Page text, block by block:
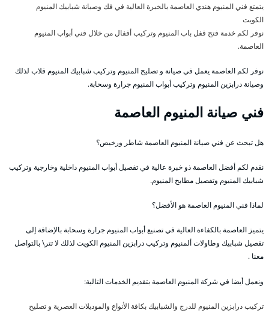
يتمتع فني المنيوم هندي العاصمة بالخبرة العالية في فك وصيانة شبابيك المنيوم
الكويت
نوفر لكم خدمة فتح قفل باب المنيوم وتركيب أقفال من خلال فني أبواب المنيوم
العاصمة.
نوفر لكم العاصمة يعمل في صيانة و تصليح المنيوم وتركيب شبابيك المنيوم قلاب لذلك
وصيانة درابزين المنيوم وتركيب أبواب المنيوم جرارة وسحابة.
فني صيانة المنيوم العاصمة
هل تبحث عن فني صيانة المنيوم العاصمة شاطر ورخيص؟
نقدم لكم أفضل العاصمة ذو خبرة عالية في تفصيل أبواب المنيوم داخلية وخارجية وتركيب
شبابيك المنيوم وتفصيل مطابخ المنيوم.
لماذا فني المنيوم العاصمة هو الأفضل؟
يتميز العاصمة بالكفاءة العالية في تصنيع أبواب المنيوم جرارة وسحابة بالإضافة إلى
تفصيل شبابيك وطاولات ألمنيوم وتركيب درابزين المنيوم الكويت لذلك لا تتر\ بالتواصل
معنا .
ونعمل أيضا في شركة المنيوم العاصمة بتقديم الخدمات التالية:
تركيب درابزين المنيوم للدرج والشبابيك بكافة الأنواع والموديلات العصرية و تصليح